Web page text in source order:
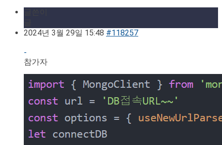
2024년 3월 29일 15:48 #118257
-
참가자